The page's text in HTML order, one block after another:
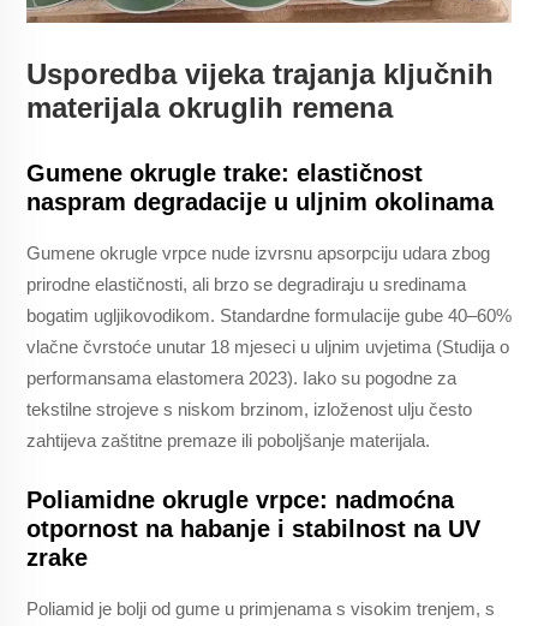
Usporedba vijeka trajanja ključnih
materijala okruglih remena
Gumene okrugle trake: elastičnost
naspram degradacije u uljnim okolinama
Gumene okrugle vrpce nude izvrsnu apsorpciju udara zbog
prirodne elastičnosti, ali brzo se degradiraju u sredinama
bogatim ugljikovodikom. Standardne formulacije gube 40–60%
vlačne čvrstoće unutar 18 mjeseci u uljnim uvjetima (Studija o
performansama elastomera 2023). Iako su pogodne za
tekstilne strojeve s niskom brzinom, izloženost ulju često
zahtijeva zaštitne premaze ili poboljšanje materijala.
Poliamidne okrugle vrpce: nadmoćna
otpornost na habanje i stabilnost na UV
zrake
Poliamid je bolji od gume u primjenama s visokim trenjem, s